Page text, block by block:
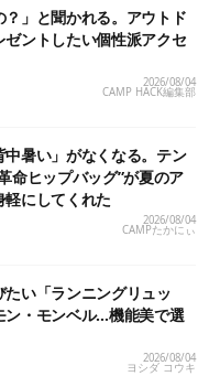
？」と聞かれる。アウトド
ゼントしたい個性派アクセ
2026/08/04
CAMP HACK編集部
中暑い」がなくなる。テン
命ヒップバッグ”が夏のア
軽にしてくれた
2026/08/04
CAMPたかにぃ
たい「ランニングリュッ
ン・モンベル…機能美で選
2026/08/04
ヨシダ コウキ